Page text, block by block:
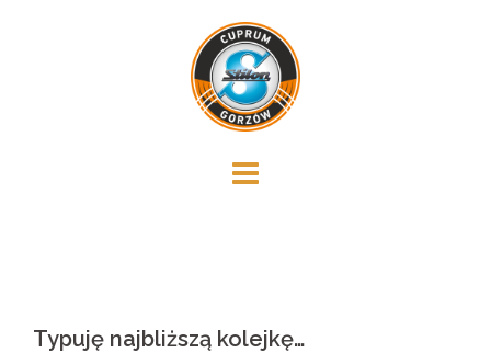
Typuję najbliższą kolejkę…